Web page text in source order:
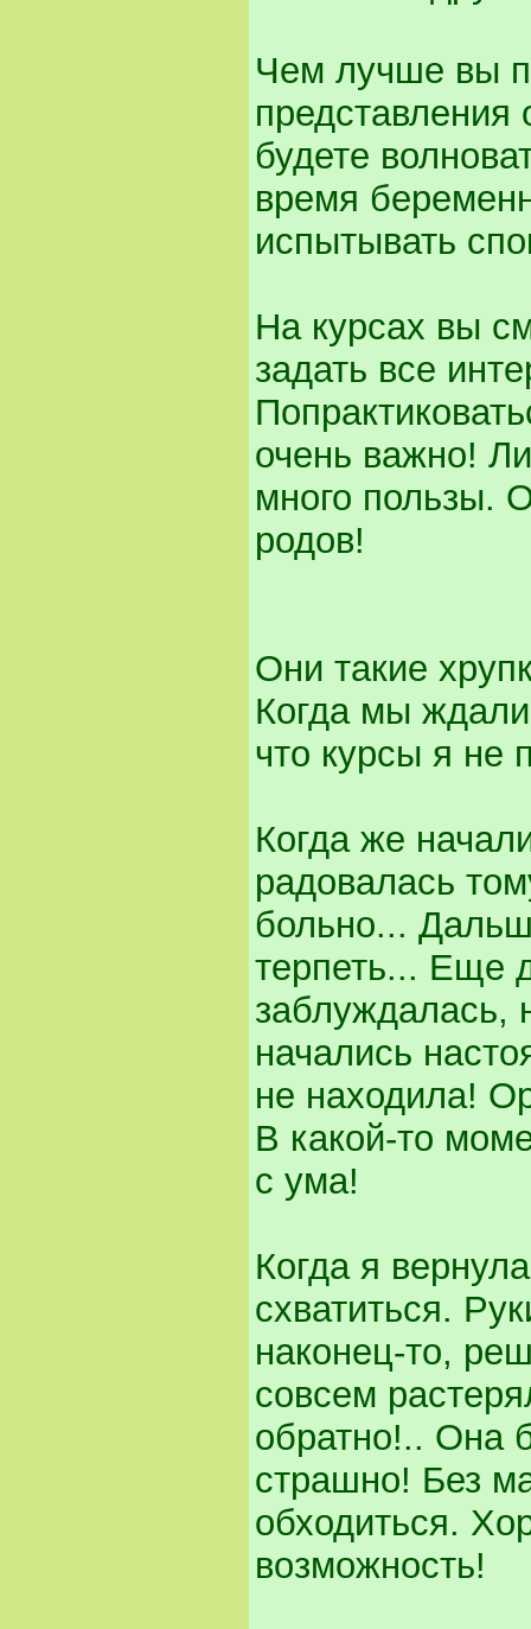
Чем лучше вы
будете
время
испытывать
На курсах вы
задать все
очень важно!
много пользы.
родов!
Они такие
Когда мы ждали
что курсы я не
Когда же
радовалась
больно...
терпеть... Еще
заблуждалась,
начались
не находила!
В какой-то
с ума!
Когда я
схватиться.
наконец-то,
совсем
обратно!.. Она
страшно! Без
обходиться.
возможность!